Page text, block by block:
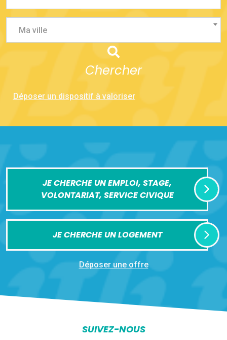
Ma ville
Chercher
Déposer un dispositif à valoriser
JE CHERCHE UN EMPLOI, STAGE,
VOLONTARIAT, SERVICE CIVIQUE
JE CHERCHE UN LOGEMENT
Déposer une offre
SUIVEZ-NOUS